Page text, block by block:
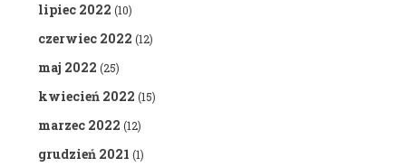
lipiec 2022 (10)
czerwiec 2022 (12)
maj 2022 (25)
kwiecień 2022 (15)
marzec 2022 (12)
grudzień 2021 (1)